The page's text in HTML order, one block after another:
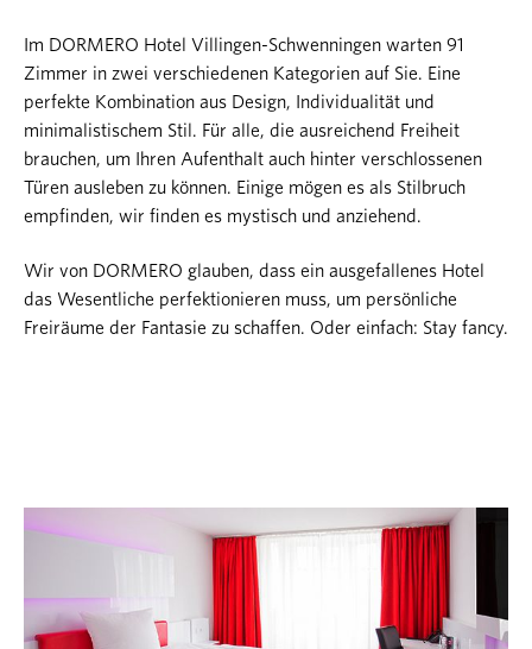
Im DORMERO Hotel Villingen-Schwenningen warten 91
Zimmer in zwei verschiedenen Kategorien auf Sie. Eine
perfekte Kombination aus Design, Individualität und
minimalistischem Stil. Für alle, die ausreichend Freiheit
brauchen, um Ihren Aufenthalt auch hinter verschlossenen
Türen ausleben zu können. Einige mögen es als Stilbruch
empfinden, wir finden es mystisch und anziehend.
Wir von DORMERO glauben, dass ein ausgefallenes Hotel
das Wesentliche perfektionieren muss, um persönliche
Freiräume der Fantasie zu schaffen. Oder einfach: Stay fancy.